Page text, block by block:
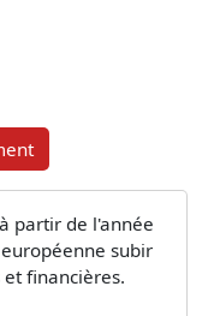
partir de l'année
subir
financières.